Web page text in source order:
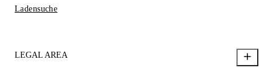
Ladensuche
LEGAL AREA